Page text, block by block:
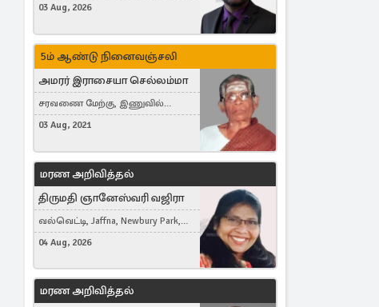
03 Aug, 2026
5ம் ஆண்டு நினைவஞ்சலி
அமரர் இராசையா செல்லம்மா
சரவணை மேற்கு, இணுவில்
கிழக்கு
03 Aug, 2021
மரண அறிவித்தல்
திருமதி ஞானேஸ்வரி வஜிரா
வல்வெட்டி, Jaffna, Newbury Park,
United Kingdom
04 Aug, 2026
மரண அறிவித்தல்